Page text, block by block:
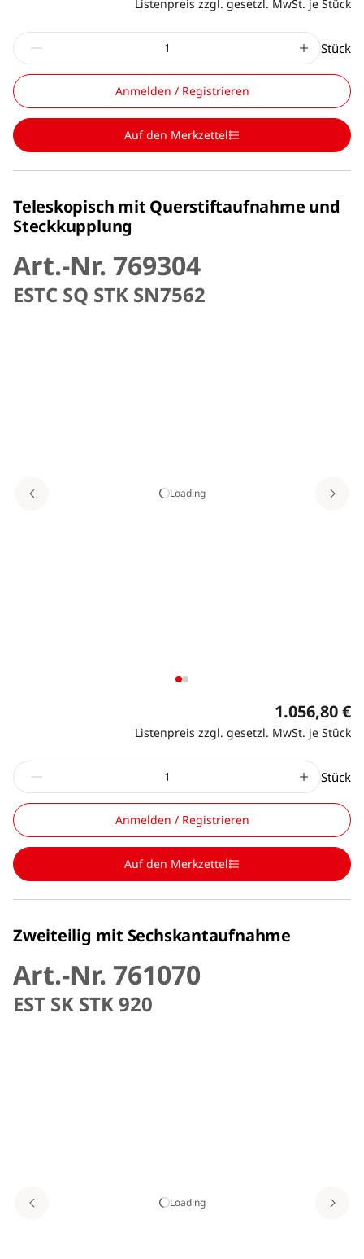
Listenpreis zzgl. gesetzl. MwSt. je Stück
Stück
Anmelden / Registrieren
Auf den Merkzettel
Teleskopisch mit Querstiftaufnahme und
Steckkupplung
Art.-Nr. 769304
ESTC SQ STK SN7562
Loading
1.056,80 €
Listenpreis zzgl. gesetzl. MwSt. je Stück
Stück
Anmelden / Registrieren
Auf den Merkzettel
Zweiteilig mit Sechskantaufnahme
Art.-Nr. 761070
EST SK STK 920
Loading